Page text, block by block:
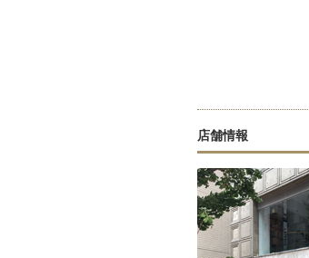
店舗情報